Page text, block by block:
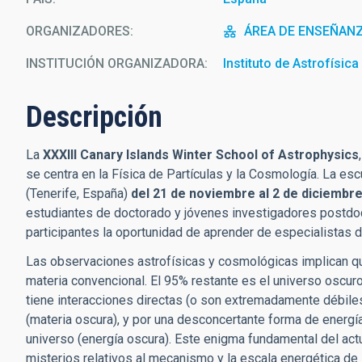
ORGANIZADORES ÁREA DE
INSTITUCIÓN ORGANIZADORA Instituto de Astrofísica
Descripción
La XXXIII Canary Islands Winter School of Astrophysics
se centra en la Física de Partículas y la Cosmología. La
(Tenerife, España) del 21 de noviembre al 2 de
estudiantes de doctorado y jóvenes investigadores
participantes la oportunidad de aprender de especialistas
Las observaciones astrofísicas y cosmológicas implican
materia convencional. El 95% restante es el universo
tiene interacciones directas (o son extremadamente
(materia oscura), y por una desconcertante forma de
universo (energía oscura). Este enigma fundamental del
misterios relativos al mecanismo y la escala energética